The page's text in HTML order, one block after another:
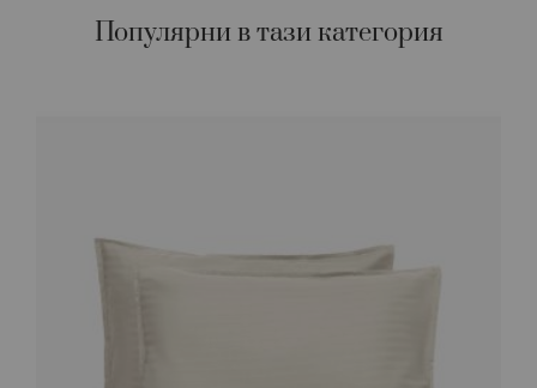
Популярни в тази категория